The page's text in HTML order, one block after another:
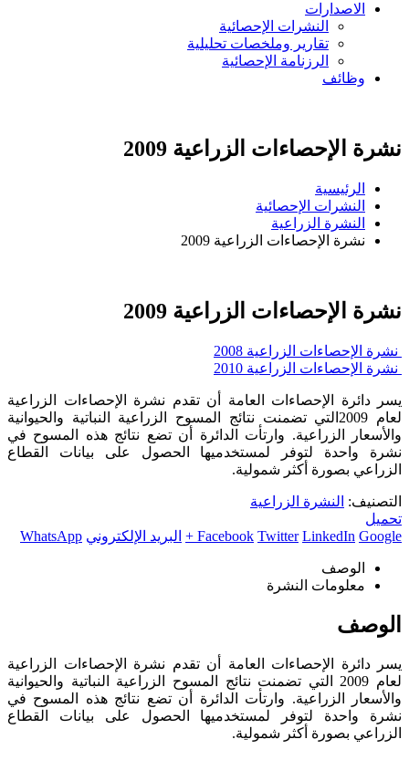
الاصدارات
النشرات الإحصائية
تقارير وملخصات تحليلية
الرزنامة الإحصائية
وظائف
نشرة الإحصاءات الزراعية 2009
الرئيسية
النشرات الإحصائية
النشرة الزراعية
نشرة الإحصاءات الزراعية 2009
نشرة الإحصاءات الزراعية 2009
نشرة الإحصاءات الزراعية 2008
نشرة الإحصاءات الزراعية 2010
يسر دائرة الإحصاءات العامة أن تقدم نشرة الإحصاءات الزراعية
لعام 2009التي تضمنت نتائج المسوح الزراعية النباتية والحيوانية
والأسعار الزراعية. وارتأت الدائرة أن تضع نتائج هذه المسوح في
نشرة واحدة لتوفر لمستخدميها الحصول على بيانات القطاع
الزراعي بصورة أكثر شمولية.
التصنيف: النشرة الزراعية
تحميل
Facebook Twitter LinkedIn Google + البريد الإلكتروني WhatsApp
الوصف
معلومات النشرة
الوصف
يسر دائرة الإحصاءات العامة أن تقدم نشرة الإحصاءات الزراعية
لعام 2009 التي تضمنت نتائج المسوح الزراعية النباتية والحيوانية
والأسعار الزراعية. وارتأت الدائرة أن تضع نتائج هذه المسوح في
نشرة واحدة لتوفر لمستخدميها الحصول على بيانات القطاع
الزراعي بصورة أكثر شمولية.